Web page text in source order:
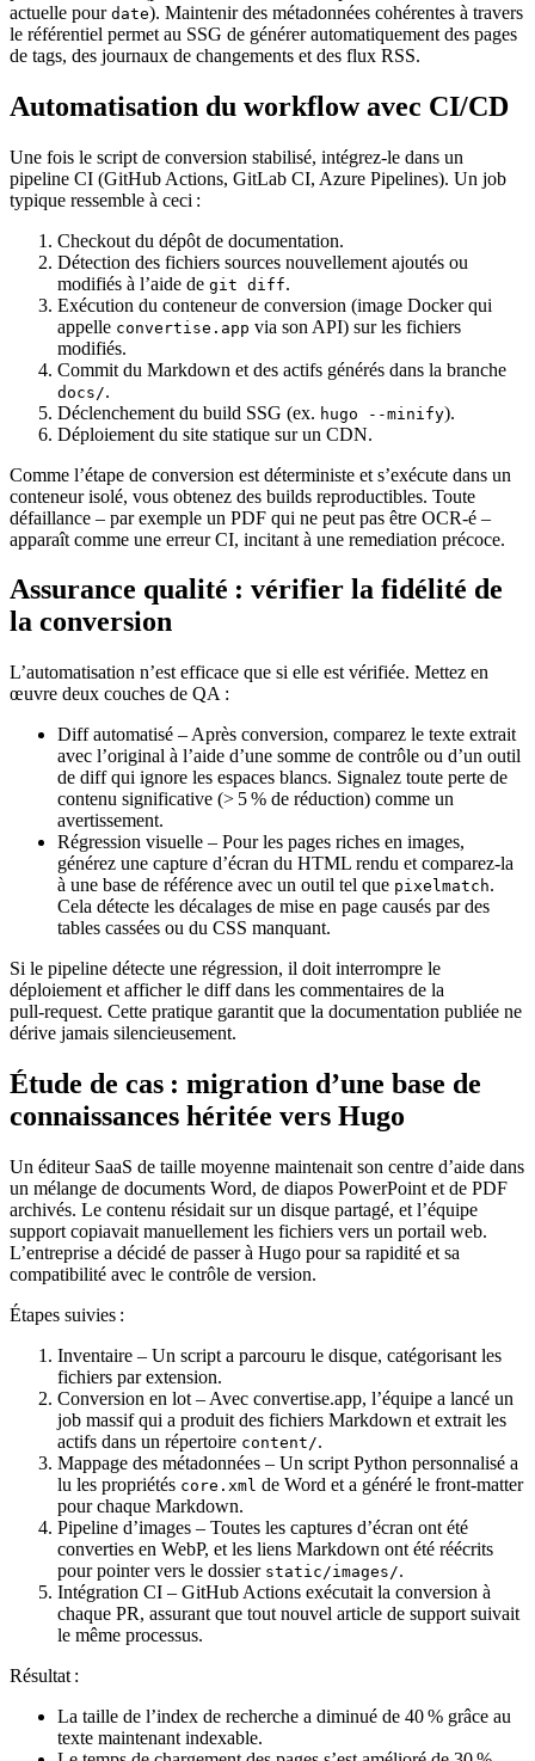
actuelle pour date). Maintenir des métadonnées cohérentes à travers
le référentiel permet au SSG de générer automatiquement des pages
de tags, des journaux de changements et des flux RSS.
Automatisation du workflow avec CI/CD
Une fois le script de conversion stabilisé, intégrez‑le dans un
pipeline CI (GitHub Actions, GitLab CI, Azure Pipelines). Un job
typique ressemble à ceci :
Checkout du dépôt de documentation.
Détection des fichiers sources nouvellement ajoutés ou
modifiés à l’aide de git diff.
Exécution du conteneur de conversion (image Docker qui
appelle convertise.app via son API) sur les fichiers
modifiés.
Commit du Markdown et des actifs générés dans la branche
docs/.
Déclenchement du build SSG (ex. hugo --minify).
Déploiement du site statique sur un CDN.
Comme l’étape de conversion est déterministe et s’exécute dans un
conteneur isolé, vous obtenez des builds reproductibles. Toute
défaillance – par exemple un PDF qui ne peut pas être OCR‑é –
apparaît comme une erreur CI, incitant à une remediation précoce.
Assurance qualité : vérifier la fidélité de
la conversion
L’automatisation n’est efficace que si elle est vérifiée. Mettez en
œuvre deux couches de QA :
Diff automatisé – Après conversion, comparez le texte extrait
avec l’original à l’aide d’une somme de contrôle ou d’un outil
de diff qui ignore les espaces blancs. Signalez toute perte de
contenu significative (> 5 % de réduction) comme un
avertissement.
Régression visuelle – Pour les pages riches en images,
générez une capture d’écran du HTML rendu et comparez‑la
à une base de référence avec un outil tel que pixelmatch.
Cela détecte les décalages de mise en page causés par des
tables cassées ou du CSS manquant.
Si le pipeline détecte une régression, il doit interrompre le
déploiement et afficher le diff dans les commentaires de la
pull‑request. Cette pratique garantit que la documentation publiée ne
dérive jamais silencieusement.
Étude de cas : migration d’une base de
connaissances héritée vers Hugo
Un éditeur SaaS de taille moyenne maintenait son centre d’aide dans
un mélange de documents Word, de diapos PowerPoint et de PDF
archivés. Le contenu résidait sur un disque partagé, et l’équipe
support copiavait manuellement les fichiers vers un portail web.
L’entreprise a décidé de passer à Hugo pour sa rapidité et sa
compatibilité avec le contrôle de version.
Étapes suivies :
Inventaire – Un script a parcouru le disque, catégorisant les
fichiers par extension.
Conversion en lot – Avec convertise.app, l’équipe a lancé un
job massif qui a produit des fichiers Markdown et extrait les
actifs dans un répertoire content/.
Mappage des métadonnées – Un script Python personnalisé a
lu les propriétés core.xml de Word et a généré le front‑matter
pour chaque Markdown.
Pipeline d’images – Toutes les captures d’écran ont été
converties en WebP, et les liens Markdown ont été réécrits
pour pointer vers le dossier static/images/.
Intégration CI – GitHub Actions exécutait la conversion à
chaque PR, assurant que tout nouvel article de support suivait
le même processus.
Résultat :
La taille de l’index de recherche a diminué de 40 % grâce au
texte maintenant indexable.